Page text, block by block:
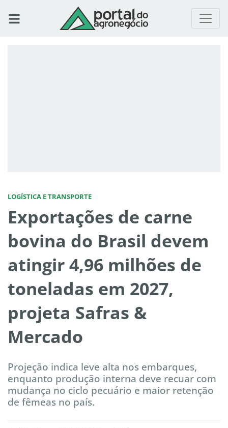
LOGÍSTICA E TRANSPORTE
Exportações de carne
bovina do Brasil devem
atingir 4,96 milhões de
toneladas em 2027,
projeta Safras &
Mercado
Projeção indica leve alta nos embarques,
enquanto produção interna deve recuar com
mudança no ciclo pecuário e maior retenção
de fêmeas no país.